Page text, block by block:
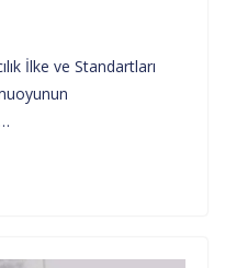
İlke ve Standartları